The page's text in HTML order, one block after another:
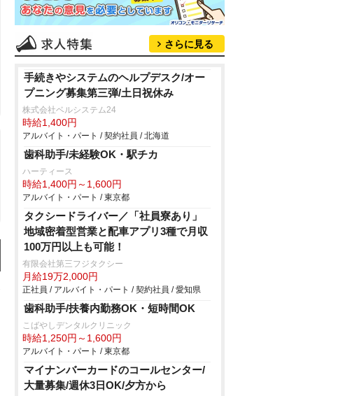
さらに見る
手続きやシステムのヘルプデスク/オー
プニング募集第三弾/土日祝休み
株式会社ベルシステム24
時給1,400円
アルバイト・パート / 契約社員 / 北海道
歯科助手/未経験OK・駅チカ
ハーティース
時給1,400円～1,600円
アルバイト・パート / 東京都
タクシードライバー／「社員寮あり」
地域密着型営業と配車アプリ3種で月収
100万円以上も可能！
有限会社第三フジタクシー
月給19万2,000円
正社員 / アルバイト・パート / 契約社員 / 愛知県
歯科助手/扶養内勤務OK・短時間OK
こばやしデンタルクリニック
時給1,250円～1,600円
アルバイト・パート / 東京都
マイナンバーカードのコールセンター/
大量募集/週休3日OK/夕方から